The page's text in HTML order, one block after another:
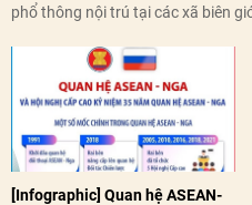
phổ thông nội trú tại các xã biên
[Infographic] Quan hệ ASEAN-